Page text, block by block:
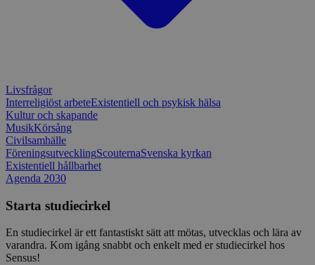
Livsfrågor
Interreligiöst arbeteExistentiell och psykisk hälsa
Kultur och skapande
MusikKörsång
Civilsamhälle
FöreningsutvecklingScouternaSvenska kyrkan
Existentiell hållbarhet
Agenda 2030
Starta studiecirkel
En studiecirkel är ett fantastiskt sätt att mötas, utvecklas och lära av
varandra. Kom igång snabbt och enkelt med er studiecirkel hos
Sensus!